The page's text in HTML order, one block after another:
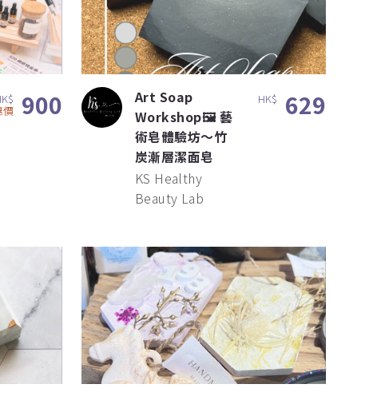
價 900
Art Soap
Workshop🖼️ 藝
術皂體驗坊～竹
炭漸層潔面皂
KS Healthy
Beauty Lab
HK$ 629